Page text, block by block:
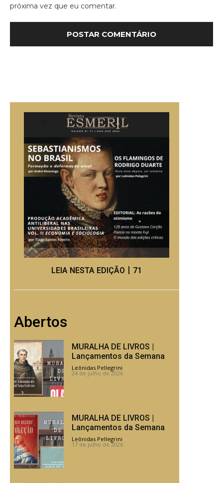
próxima vez que eu comentar.
LEIA NESTA EDIÇÃO丨71
Abertos
MURALHA DE LIVROS |
Lançamentos da Semana
Leônidas Pellegrini -
24 de julho de 2026
MURALHA DE LIVROS |
Lançamentos da Semana
Leônidas Pellegrini -
17 de julho de 2026